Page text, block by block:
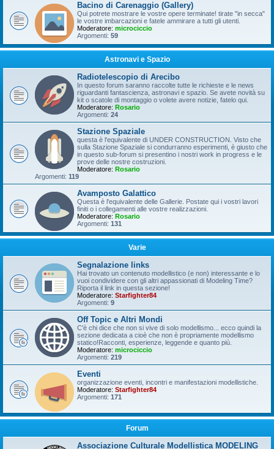
Bacino di Carenaggio (Gallery)
Qui potrete mostrare le vostre opere terminate! tirate "in secca"
le vostre imbarcazioni e fatele ammirare a tutti gli utenti.
Moderatore: microciccio
Argomenti: 59
Astronavi e Spazio
Radiotelescopio di Arecibo
In questo forum saranno raccolte tutte le richieste e le news
riguardanti fantascienza, astronavi e spazio. Se avete novità su
kit o scatole di montaggio o volete avere notizie, fatelo qui.
Moderatore: Rosario
Argomenti: 24
Stazione Spaziale
questa è l'equivalente di UNDER CONSTRUCTION. Visto che
sulla Stazione Spaziale si condurranno esperimenti, è giusto che
in questo sub-forum si presentino i nostri work in progress e le
prove delle nostre costruzioni.
Moderatore: Rosario
Argomenti: 119
Avamposto Galattico
Questa è l'equivalente delle Gallerie. Postate qui i vostri lavori
finiti o i collegamenti alle vostre realizzazioni.
Moderatore: Rosario
Argomenti: 131
Varie
Segnalazione links
Hai trovato un contenuto modellistico (e non) interessante e lo
vuoi condividere con gli altri appassionati di Modeling Time?
Riporta il link in questa sezione!
Moderatore: Starfighter84
Argomenti: 9
Off Topic e Altri Mondi
C'è chi dice che non si vive di solo modellismo... ecco quindi la
sezione dedicata a cioè che non è propriamente modellismo
statico!Racconti, esperienze, leggende e quanto più.
Moderatore: microciccio
Argomenti: 219
Eventi
organizzazione eventi, incontri e manifestazioni modellistiche.
Moderatore: Starfighter84
Argomenti: 171
Forum
Associazione Culturale Modellistica MODELING